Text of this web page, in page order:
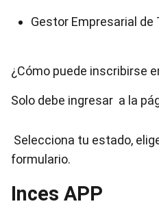
Gestor Empresarial
¿Cómo puede inscribirse
Solo debe ingresar a la
Selecciona tu estado,
formulario.
Inces APP